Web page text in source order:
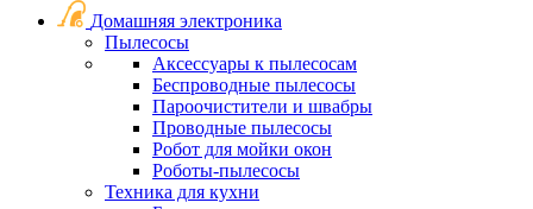
Домашняя электроника
Пылесосы
Аксессуары к пылесосам
Беспроводные пылесосы
Пароочистители и швабры
Проводные пылесосы
Робот для мойки окон
Роботы-пылесосы
Техника для кухни